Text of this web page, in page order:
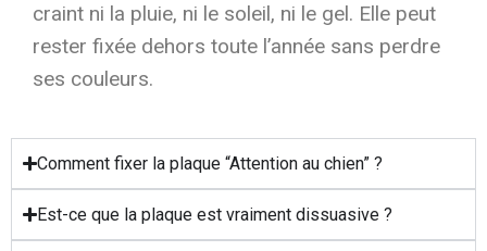
craint ni la pluie, ni le soleil, ni le gel. Elle peut
rester fixée dehors toute l’année sans perdre
ses couleurs.
Comment fixer la plaque “Attention au chien” ?
Est-ce que la plaque est vraiment dissuasive ?